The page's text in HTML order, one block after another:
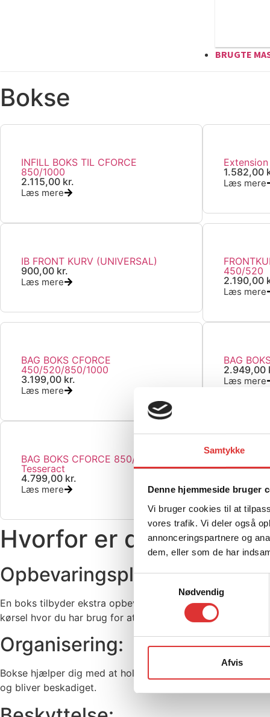
Samtykke
Denne hjemmeside bruger
Vi bruger cookies til at
vores trafik. Vi deler også
annonceringspartnere og
dem, eller som de har
Nødvendig
Afvis
BRUGTE
Bokse
INFILL BOKS TIL CFORCE
850/1000
2.115,00 kr.
Læs mere
1.582,00
Læs mere
IB FRONT KURV (UNIVERSAL)
900,00 kr.
Læs mere
450/520
2.190,00
Læs mere
BAG BOKS CFORCE
450/520/850/1000
3.199,00 kr.
Læs mere
BAG
2.949,00
Læs mere
BAG BOKS CFORCE 850/1000 fra
Tesseract
4.799,00 kr.
Læs mere
QUICK
330,00kr.
Hvorfor er det en god
Opbevaringsplads:
En boks tilbyder ekstra opbevaringsplads til grej,
kørsel hvor du har brug for at have mange ting med.
Organisering:
Bokse hjælper dig med at holde dine ting organiseret og
og bliver beskadiget.